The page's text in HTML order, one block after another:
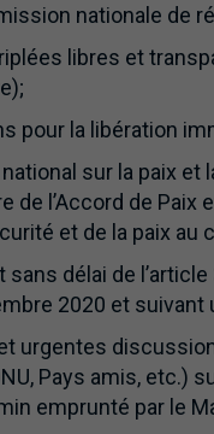
nationale de
libres et
pour la libération
sur la paix
l’Accord de Paix
et de la paix au
délai de
2020 et
urgentes
Pays amis,
emprunté par le